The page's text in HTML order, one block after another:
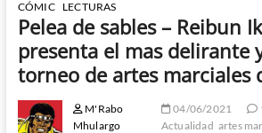
CÓMIC LECTURAS
Pelea de sables – Reibun
presenta el mas delirante
torneo de artes marciales
M'Rabo
Mhulargo
04/06/2021
Actualidad artes